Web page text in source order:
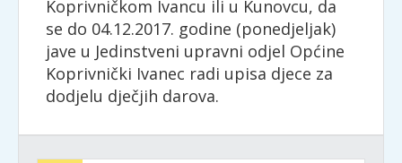
Koprivničkom Ivancu ili u Kunovcu, da
se do 04.12.2017. godine (ponedjeljak)
jave u Jedinstveni upravni odjel Općine
Koprivnički Ivanec radi upisa djece za
dodjelu dječjih darova.